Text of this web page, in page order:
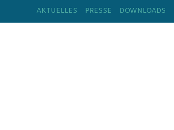
AKTUELLES PRESSE DOWNLOADS